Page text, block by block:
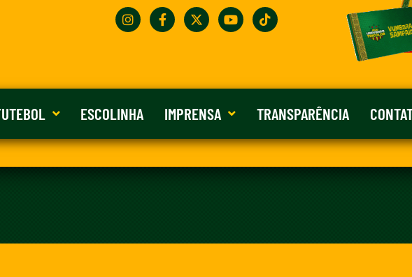
ESCOLINHA IMPRENSA TRANSPARÊNCIA